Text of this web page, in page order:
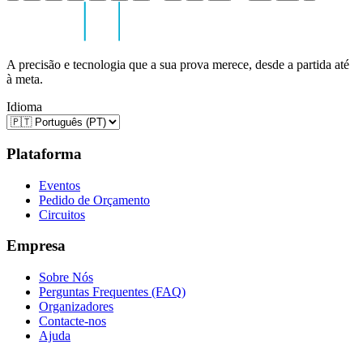
A precisão e tecnologia que a sua prova merece, desde a partida até
à meta.
Idioma
Plataforma
Eventos
Pedido de Orçamento
Circuitos
Empresa
Sobre Nós
Perguntas Frequentes (FAQ)
Organizadores
Contacte-nos
Ajuda